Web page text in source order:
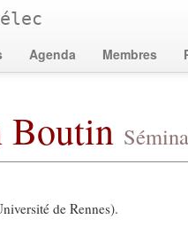
Agenda Membres
Boutin
de Rennes).